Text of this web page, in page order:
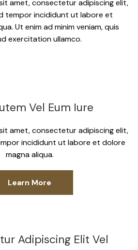
amet, consectetur adipiscing elit,
tempor incididunt ut labore et
Ut enim ad minim veniam, quis
exercitation ullamco.
Vel Eum Iure
amet, consectetur adipiscing elit,
incididunt ut labore et dolore
magna aliqua.
Learn More
Adipiscing Elit Vel